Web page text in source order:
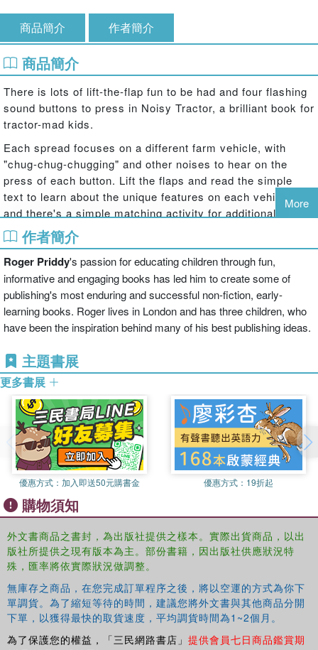
商品簡介 作者簡介
商品簡介
There is lots of lift-the-flap fun to be had and four flashing
sound buttons to press in Noisy Tractor, a brilliant book for
tractor-mad kids.
Each spread focuses on a different farm vehicle, with
"chug-chug-chugging" and other noises to hear on the
press of each button. Lift the flaps and read the simple
text to learn about the unique features on each vehicle,
and there's a simple matching activity for additional fun.
Publishing alongside Noisy Fire Engine.
商品除瑕疵品外，恕不接受退換貨
因拍攝略有色差，圖片僅供參考，顏色請以實際收到商品為準
More
作者簡介
Roger Priddy's passion for educating children through fun,
informative and engaging books has led him to create some of
publishing's most enduring and successful non-fiction, early-
learning books. Roger lives in London and has three children, who
have been the inspiration behind many of his best publishing ideas.
主題書展
更多書展
優惠方式： 加入即送50元購書金 優惠方式： 19折起
購物須知
外文書商品之書封，為出版社提供之樣本。實際出貨商品，以出
版社所提供之現有版本為主。部份書籍，因出版社供應狀況特
殊，匯率將依實際狀況做調整。
無庫存之商品，在您完成訂單程序之後，將以空運的方式為你下
單調貨。為了縮短等待的時間，建議您將外文書與其他商品分開
下單，以獲得最快的取貨速度，平均調貨時間為1~2個月。
為了保護您的權益，「三民網路書店」 提供會員七日商品鑑賞期